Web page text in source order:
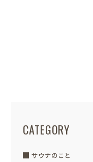
CATEGORY
サウナのこと